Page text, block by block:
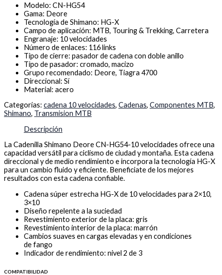
Modelo: CN-HG54
Gama: Deore
Tecnología de Shimano: HG-X
Campo de aplicación: MTB, Touring & Trekking, Carretera
Engranaje: 10 velocidades
Número de enlaces: 116 links
Tipo de cierre: pasador de cadena con doble anillo
Tipo de pasador: cromado, macizo
Grupo recomendado: Deore, Tiagra 4700
Direccional: Sí
Material: acero
Categorías: cadena 10 velocidades, Cadenas, Componentes MTB,
Shimano, Transmision MTB
Descripción
La Cadenilla Shimano Deore CN-HG54-10 velocidades ofrece una
capacidad versátil para ciclismo de ciudad y montaña. Esta cadena
direccional y de medio rendimiento e incorpora la tecnología HG-X
para un cambio fluido y eficiente. Beneficiate de los mejores
resultados con esta cadena confiable.
Cadena súper estrecha HG-X de 10 velocidades para 2×10,
3×10
Diseño repelente a la suciedad
Revestimiento exterior de la placa: gris
Revestimiento interior de la placa: marrón
Cambios suaves en cargas elevadas y en condiciones
de fango
Indicador de rendimiento: nivel 2 de 3
COMPATIBILIDAD